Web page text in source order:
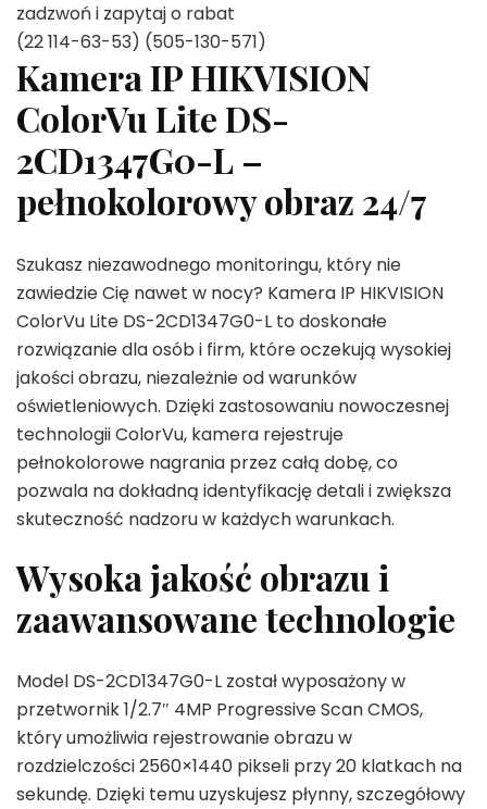
zadzwoń i zapytaj o rabat
(22 114-63-53) (505-130-571)
Kamera IP HIKVISION
ColorVu Lite DS-
2CD1347G0-L –
pełnokolorowy obraz 24/7
Szukasz niezawodnego monitoringu, który nie
zawiedzie Cię nawet w nocy? Kamera IP HIKVISION
ColorVu Lite DS-2CD1347G0-L to doskonałe
rozwiązanie dla osób i firm, które oczekują wysokiej
jakości obrazu, niezależnie od warunków
oświetleniowych. Dzięki zastosowaniu nowoczesnej
technologii ColorVu, kamera rejestruje
pełnokolorowe nagrania przez całą dobę, co
pozwala na dokładną identyfikację detali i zwiększa
skuteczność nadzoru w każdych warunkach.
Wysoka jakość obrazu i
zaawansowane technologie
Model DS-2CD1347G0-L został wyposażony w
przetwornik 1/2.7″ 4MP Progressive Scan CMOS,
który umożliwia rejestrowanie obrazu w
rozdzielczości 2560×1440 pikseli przy 20 klatkach na
sekundę. Dzięki temu uzyskujesz płynny, szczegółowy